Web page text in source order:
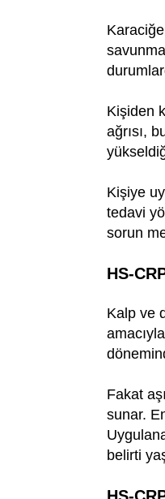
Kişiden
ağrısı,
Kişiye
tedavi
sorun
HS-
Kalp ve
Fakat
sunar.
belirti
HS-